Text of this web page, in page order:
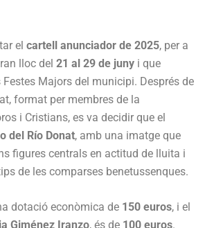
el cartell anunciador de 2025, per a
lloc del 21 al 29 de juny i que
Majors del municipi. Després de
format per membres de la
i Cristians, es va decidir que el
del Río Donat, amb una imatge que
figures centrals en actitud de lluita i
de les comparses benetussenques.
dotació econòmica de 150 euros, i el
Giménez Iranzo, és de 100 euros.